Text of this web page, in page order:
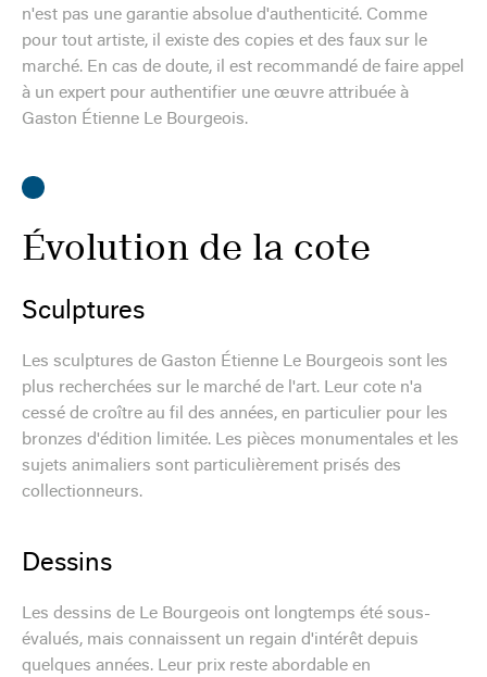
n'est pas une garantie absolue d'authenticité. Comme
pour tout artiste, il existe des copies et des faux sur le
marché. En cas de doute, il est recommandé de faire appel
à un expert pour authentifier une œuvre attribuée à
Gaston Étienne Le Bourgeois.
Évolution de la cote
Sculptures
Les sculptures de Gaston Étienne Le Bourgeois sont les
plus recherchées sur le marché de l'art. Leur cote n'a
cessé de croître au fil des années, en particulier pour les
bronzes d'édition limitée. Les pièces monumentales et les
sujets animaliers sont particulièrement prisés des
collectionneurs.
Dessins
Les dessins de Le Bourgeois ont longtemps été sous-
évalués, mais connaissent un regain d'intérêt depuis
quelques années. Leur prix reste abordable en